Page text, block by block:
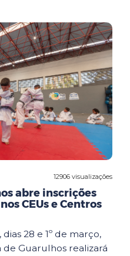
12906 visualizações
abre inscrições
CEUs e Centros
28 e 1º de março,
de Guarulhos realizará